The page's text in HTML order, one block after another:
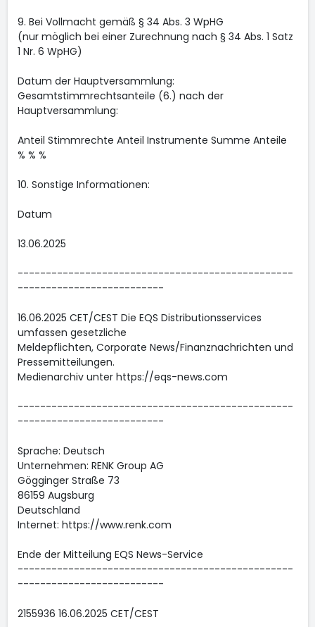
9. Bei Vollmacht gemäß § 34 Abs. 3 WpHG
(nur möglich bei einer Zurechnung nach § 34 Abs. 1 Satz
1 Nr. 6 WpHG)
Datum der Hauptversammlung:
Gesamtstimmrechtsanteile (6.) nach der
Hauptversammlung:
Anteil Stimmrechte Anteil Instrumente Summe Anteile
% % %
10. Sonstige Informationen:
Datum
13.06.2025
-------------------------------------------------
--------------------------
16.06.2025 CET/CEST Die EQS Distributionsservices
umfassen gesetzliche
Meldepflichten, Corporate News/Finanznachrichten und
Pressemitteilungen.
Medienarchiv unter https://eqs-news.com
-------------------------------------------------
--------------------------
Sprache: Deutsch
Unternehmen: RENK Group AG
Gögginger Straße 73
86159 Augsburg
Deutschland
Internet: https://www.renk.com
Ende der Mitteilung EQS News-Service
-------------------------------------------------
--------------------------
2155936 16.06.2025 CET/CEST